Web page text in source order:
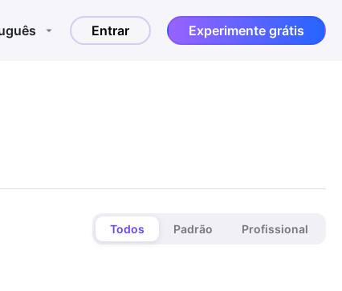
Entrar Experimente grátis
Todos Padrão Profissional